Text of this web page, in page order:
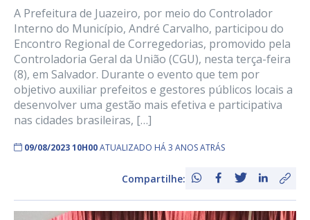
A Prefeitura de Juazeiro, por meio do Controlador
Interno do Município, André Carvalho, participou do
Encontro Regional de Corregedorias, promovido pela
Controladoria Geral da União (CGU), nesta terça-feira
(8), em Salvador. Durante o evento que tem por
objetivo auxiliar prefeitos e gestores públicos locais a
desenvolver uma gestão mais efetiva e participativa
nas cidades brasileiras, […]
09/08/2023 10H00ATUALIZADO HÁ 3 ANOS ATRÁS
Compartilhe: